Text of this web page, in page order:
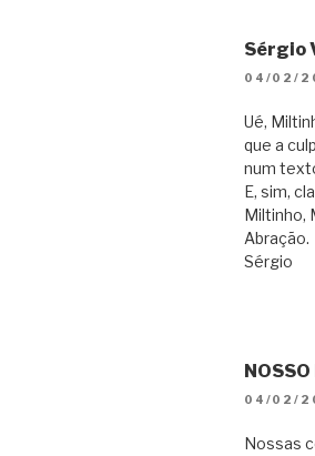
Sérgio
04/02/
Ué,
que a
num
E, sim,
Miltinho,
Abração.
Sérgio
NOSSO
04/02/
Nossas